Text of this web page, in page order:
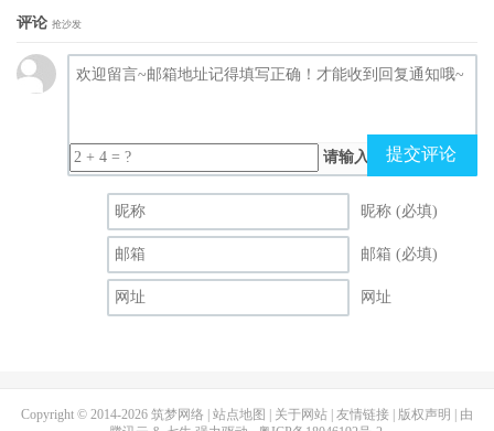
评论 抢沙发
请输入（计算结果）
提交评论
昵称 (必填)
邮箱 (必填)
网址
Copyright © 2014-2026 筑梦网络 站点地图 关于网站 友情链接 版权声明
| 由